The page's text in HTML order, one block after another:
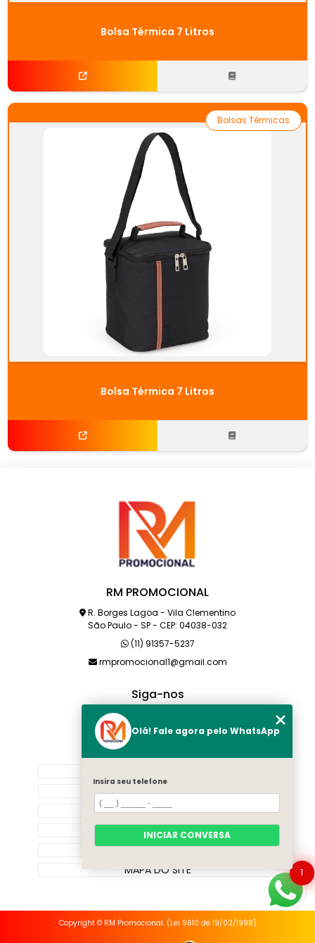
Bolsa Térmica 7 Litros
Bolsa Térmica 7 Litros
Bolsas Térmicas
RM PROMOCIONAL
R. Borges Lagoa - Vila Clementino
São Paulo - SP - CEP: 04038-032
(11) 91357-5237
rmpromocional1@gmail.com
Siga-nos
SOBRE NÓS
PRODUTOS
CATEGORIAS
CONTATO
MAPA DO SITE
Copyright © RM Promocional. (Lei 9610 de 19/02/1998)
1
Olá! Fale agora pelo WhatsApp
Insira seu telefone
INICIAR CONVERSA